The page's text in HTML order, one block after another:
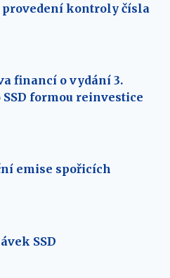
kontroly čísla
financí o vydání 3.
formou reinvestice
emise spořicích
SSD